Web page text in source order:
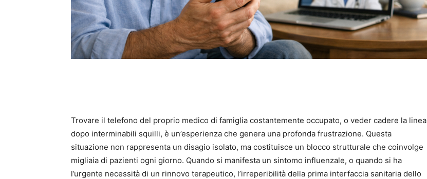
Trovare il telefono del proprio medico di famiglia costantemente occupato, o veder cadere la linea
dopo interminabili squilli, è un’esperienza che genera una profonda frustrazione. Questa
situazione non rappresenta un disagio isolato, ma costituisce un blocco strutturale che coinvolge
migliaia di pazienti ogni giorno. Quando si manifesta un sintomo influenzale, o quando si ha
l’urgente necessità di un rinnovo terapeutico, l’irreperibilità della prima interfaccia sanitaria dello